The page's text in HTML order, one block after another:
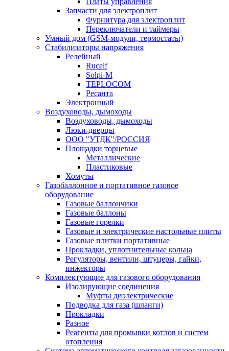
Запчасти для электроплит
Фурнитура для электроплит
Переключатели и таймеры
Умный дом (GSM-модули, термостаты)
Cтабилизаторы напряжения
Релейный
Rucelf
Solpi-M
TEPLOCOM
Ресанта
Электронный
Воздуховоды, дымоходы
Воздуховоды, дымоходы
Люки-дверцы
ООО "УТДК"/РОССИЯ
Площадки торцевые
Металлические
Пластиковые
Хомуты
Газобаллонное и портативное газовое
оборудование
Газовые баллончики
Газовые баллоны
Газовые горелки
Газовые и электрические настольные плиты
Газовые плитки портативные
Прокладки, уплотнительные кольца
Регуляторы, вентили, штуцеры, гайки,
инжекторы
Комплектующие для газового оборудования
Изолирующие соединения
Муфты диэлектрические
Подводка для газа (шланги)
Прокладки
Разное
Реагенты для промывки котлов и систем
отопления